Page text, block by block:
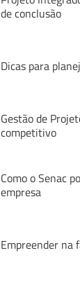
de conclusão
Dicas para
Gestão de
competitivo
Como o Senac
empresa
Empreender na